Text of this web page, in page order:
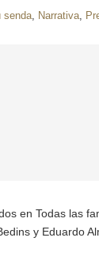
senda, Narrativa,
en Todas las
y Eduardo